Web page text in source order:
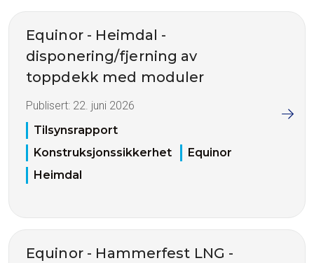
Equinor - Heimdal -
disponering/fjerning av
toppdekk med moduler
Publisert: 22. juni 2026
Tilsynsrapport
Konstruksjonssikkerhet
Equinor
Heimdal
Equinor - Hammerfest LNG -